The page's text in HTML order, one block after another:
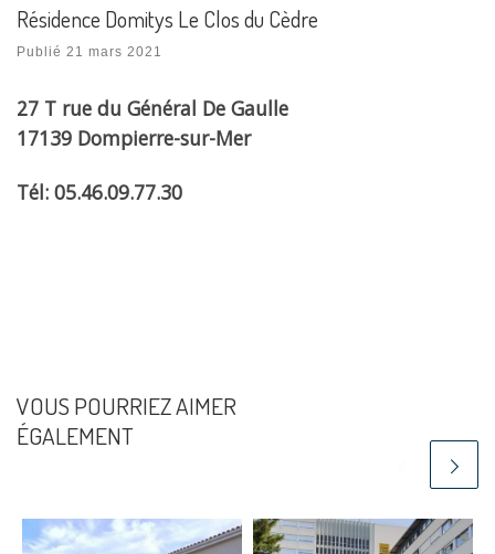
Résidence Domitys Le Clos du Cèdre
Publié 21 mars 2021
27 T rue du Général De Gaulle
17139 Dompierre-sur-Mer
Tél: 05.46.09.77.30
VOUS POURRIEZ AIMER
ÉGALEMENT